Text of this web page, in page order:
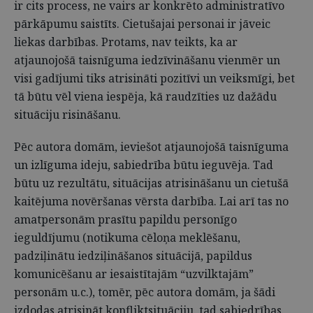
ir cits process, ne vairs ar konkrēto administratīvo
pārkāpumu saistīts. Cietušajai personai ir jāveic
liekas darbības. Protams, nav teikts, ka ar
atjaunojošā taisnīguma iedzīvināšanu vienmēr un
visi gadījumi tiks atrisināti pozitīvi un veiksmīgi, bet
tā būtu vēl viena iespēja, kā raudzīties uz dažādu
situāciju risināšanu.
Pēc autora domām, ieviešot atjaunojošā taisnīguma
un izlīguma ideju, sabiedrība būtu ieguvēja. Tad
būtu uz rezultātu, situācijas atrisināšanu un cietušā
kaitējuma novēršanas vērsta darbība. Lai arī tas no
amatpersonām prasītu papildu personīgo
ieguldījumu (notikuma cēloņa meklēšanu,
padziļinātu iedziļināšanos situācijā, papildus
komunicēšanu ar iesaistītajām “uzvilktajām”
personām u.c.), tomēr, pēc autora domām, ja šādi